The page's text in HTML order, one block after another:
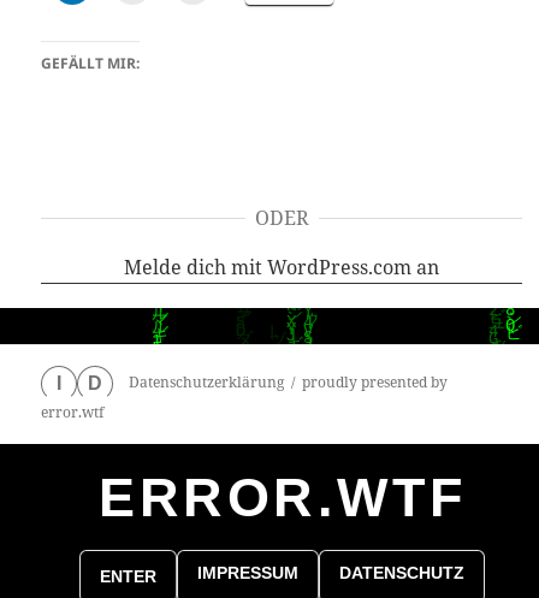
ODER
Melde dich mit WordPress.com an
GEFÄLLT MIR:
D Datenschutzerklärung
proudly presented by
error.wtf
ERROR.WTF
ENTER IMPRESSUM DATENSCHUTZ